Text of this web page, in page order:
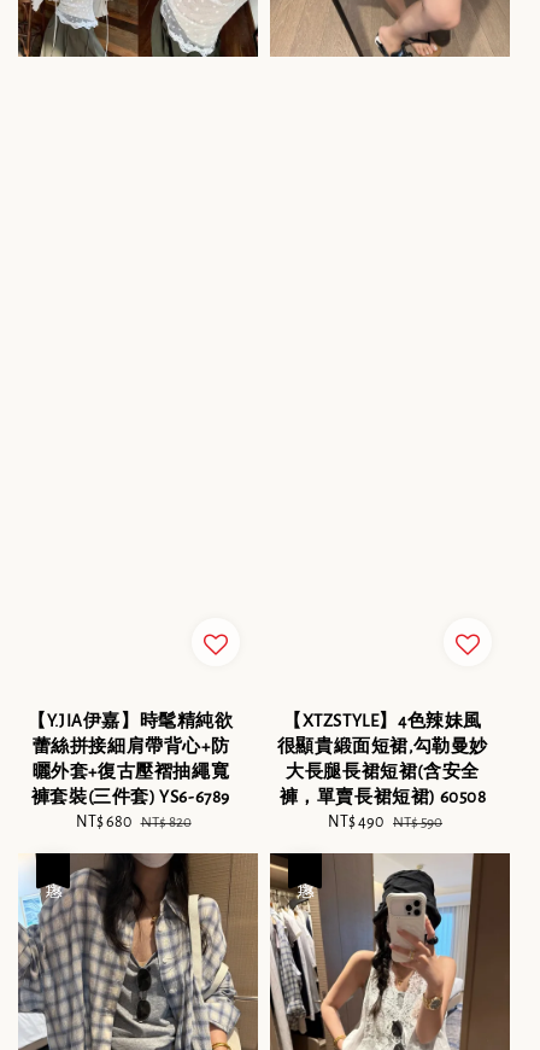
【Y.JIA伊嘉】時髦精純欲
蕾絲拼接細肩帶背心+防
曬外套+復古壓褶抽繩寬
褲套裝(三件套) YS6-6789
Sale
NT$ 680 Regular
NT$ 820
【XTZSTYLE】4色辣妹風
很顯貴緞面短裙,勾勒曼妙
大長腿長裙短裙(含安全
褲，單賣長裙短裙) 60508
Sale
NT$ 490 Regular
NT$ 590